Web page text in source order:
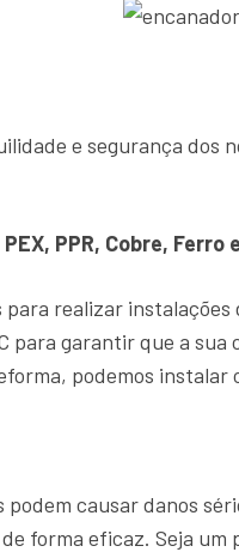
e segurança dos
PPR, Cobre, Ferro
realizar
para garantir que a
podemos
causar danos
forma eficaz. Seja